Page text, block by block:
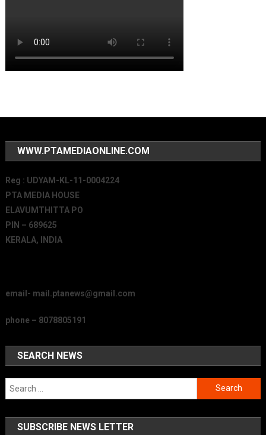
WWW.PTAMEDIAONLINE.COM
Reg : UDYAM-KL-11-0004224
PTA MEDIA HOUSE
ELAVUMTHITTA PO
PIN – 689625
KERALA, INDIA
email- mail.ptanews@gmail.com
phone – 8078805191
SEARCH NEWS
Search
for:
SUBSCRIBE NEWS LETTER